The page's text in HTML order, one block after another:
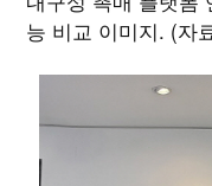
능 비교 이미지. (자